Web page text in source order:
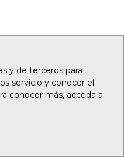
y de terceros para
servicio y conocer el
conocer más, acceda a